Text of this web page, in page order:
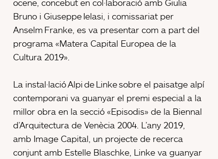
ocene, concebut en col·laboració amb Giulia
Bruno i Giuseppe Ielasi, i comissariat per
Anselm Franke, es va presentar com a part del
programa «Matera Capital Europea de la
Cultura 2019».
La instal·lació Alpi de Linke sobre el paisatge alpí
contemporani va guanyar el premi especial a la
millor obra en la secció «Episodis» de la Biennal
d’Arquitectura de Venècia 2004. L’any 2019,
amb Image Capital, un projecte de recerca
conjunt amb Estelle Blaschke, Linke va guanyar